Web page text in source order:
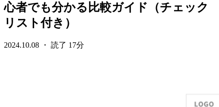
心者でも分かる比較ガイド（チェック
リスト付き）
2024.10.08 ・ 読了 17分